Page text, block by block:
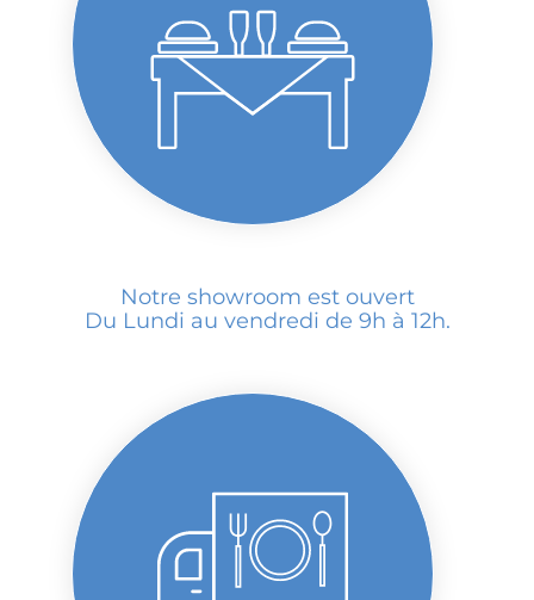
Notre showroom est ouvert
Du Lundi au vendredi de 9h à 12h.